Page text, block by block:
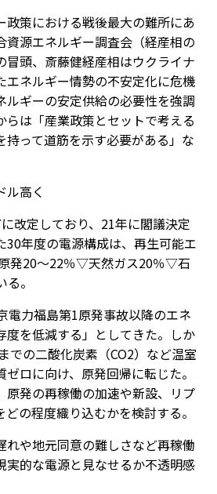
策における戦後最大の難所にあ
資源エネルギー調査会（経産相の
冒頭、斎藤健経産相はウクライナ
エネルギー情勢の不安定化に危機
ルギーの安定供給の必要性を強調
らは「産業政策とセットで考える
持って道筋を示す必要がある」な
ル高く
改定しており、21年に閣議決定
30年度の電源構成は、再生可能エ
発20～22％▽天然ガス20％▽石
。
電力福島第1原発事故以降のエネ
度を低減する」としてきた。しか
での二酸化炭素（CO2）など温室
ロに向け、原発回帰に転じた。
原発の再稼働の加速や新設、リプ
の程度織り込むかを検討する。
や地元同意の難しさなど再稼働
実的な電源と見なせるか不透明感